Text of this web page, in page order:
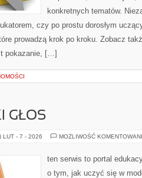
konkretnych tematów.
czy po prostu dorosłym
prowadzą krok po kroku. Zobacz
pokazanie, […]
GŁOS
LUT - 7 - 2026 MOŻLIWOŚĆ
ten serwis to portal
o tym, jak uczyć się w